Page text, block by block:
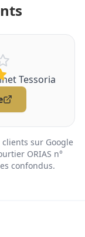
Tessoria
sur Google
ORIAS n°
confondus.